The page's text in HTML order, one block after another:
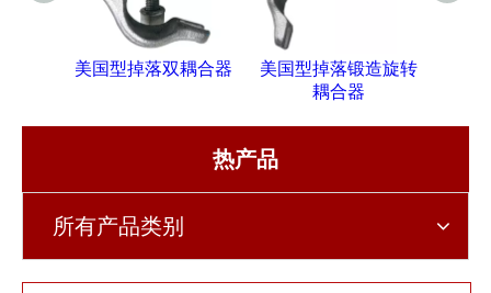
美国型掉落双耦合器
美国型掉落锻造旋转
耦合器
热产品
所有产品类别